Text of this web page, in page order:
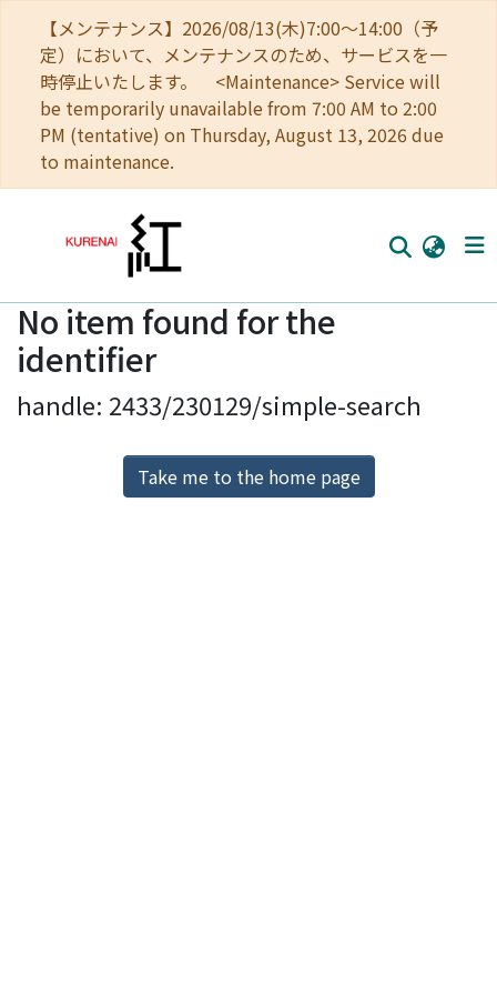
【メンテナンス】2026/08/13(木)7:00～14:00（予
定）において、メンテナンスのため、サービスを一
時停止いたします。 <Maintenance> Service will
be temporarily unavailable from 7:00 AM to 2:00
PM (tentative) on Thursday, August 13, 2026 due
to maintenance.
Home
Communities
Browse
Download Ranking
No item found for the
identifier
handle: 2433/230129/simple-search
Take me to the home page